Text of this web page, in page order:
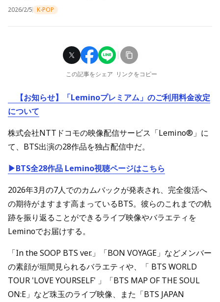
2026/2/5 K-POP
この記事をシェア リンクをコピー
【お知らせ】「Leminoプレミアム」のご利用料金改定
について
株式会社NTTドコモの映像配信サービス「Lemino®」に
て、BTS出演の28作品を独占配信中だ。
▶BTS全28作品 Lemino視聴ページはこちら
2026年3月の7人でのカムバックが発表され、完全復活へ
の期待がますます高まっているBTS。彼らのこれまでの軌
跡を振り返ることができるライブ映像やバラエティを
Leminoでお届けする。
「In the SOOP BTS ver.」「BON VOYAGE」などメンバー
の素顔が垣間見られるバラエティや、「 BTS WORLD
TOUR 'LOVE YOURSELF' 」「BTS MAP OF THE SOUL
ON:E」など珠玉のライブ映像、また「BTS JAPAN